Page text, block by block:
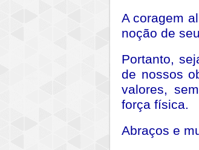
A coragem
noção de
Portanto,
de nossos
valores,
força física.
Abraços e